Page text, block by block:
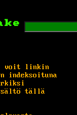
voit linkin
indeksoituna
tällä